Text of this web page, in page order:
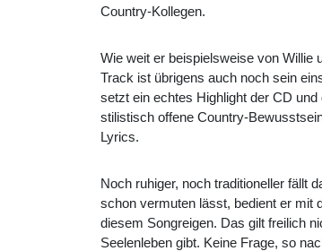
Country-Kollegen.
Wie weit er beispielsweise von Willie
Track ist übrigens auch noch sein
setzt ein echtes Highlight der CD
stilistisch offene Country-
Lyrics.
Noch ruhiger, noch traditioneller fällt
schon vermuten lässt, bedient er mit
diesem Songreigen. Das gilt freilich
Seelenleben gibt. Keine Frage, so